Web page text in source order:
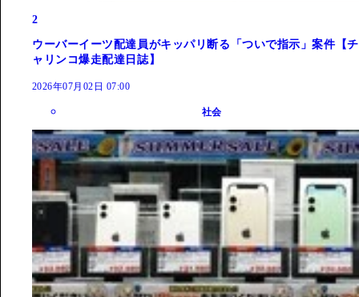
2
ウーバーイーツ配達員がキッパリ断る「ついで指示」案件【チ
ャリンコ爆走配達日誌】
2026年07月02日 07:00
社会